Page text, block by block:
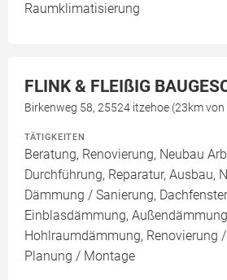
Raumklimatisierung
FLINK & FLEIßIG
Birkenweg 58, 25524 itzehoe (23km
TÄTIGKEITEN
Beratung, Renovierung, Neubau
Durchführung, Reparatur, Ausbau,
Dämmung / Sanierung,
Einblasdämmung,
Hohlraumdämmung, Renovierung
Planung / Montage